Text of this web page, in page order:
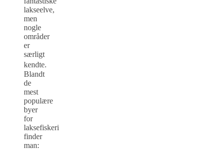
lakseelve,
men
nogle
områder
er
særligt
kendte.
Blandt
de
mest
populære
byer
for
laksefiskeri
finder
man: